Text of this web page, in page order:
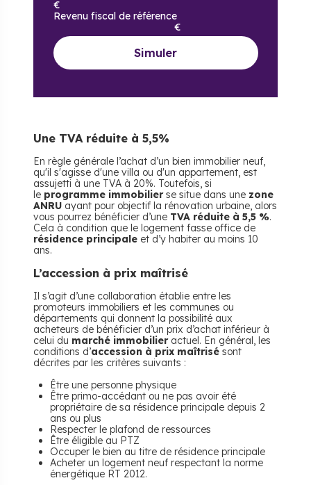
€
Revenu fiscal de référence
€
Simuler
Une TVA réduite à 5,5%
En règle générale l’achat d’un bien immobilier neuf,
qu'il s'agisse d'une villa ou d'un appartement, est
assujetti à une TVA à 20%. Toutefois, si
le programme immobilierse situe dans une zone
ANRU ayant pour objectif la rénovation urbaine, alors
vous pourrez bénéficier d’une TVA réduite à 5,5 %.
Cela à condition que le logement fasse office de
résidence principale et d’y habiter au moins 10
ans.
L’accession à prix maîtrisé
Il s’agit d’une collaboration établie entre les
promoteurs immobiliers et les communes ou
départements qui donnent la possibilité aux
acheteurs de bénéficier d’un prix d’achat inférieur à
celui du marché immobilieractuel. En général, les
conditions d’accession à prix maîtrisé sont
décrites par les critères suivants :
Être une personne physique
Être primo-accédant ou ne pas avoir été
propriétaire de sa résidence principale depuis 2
ans ou plus
Respecter le plafond de ressources
Être éligible au PTZ
Occuper le bien au titre de résidence principale
Acheter un logement neuf respectant la norme
énergétique RT 2012.